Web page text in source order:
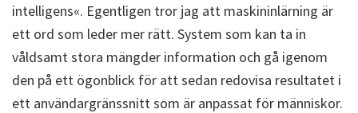
intelligens«. Egentligen tror jag att maskininlärning är
ett ord som leder mer rätt. System som kan ta in
våldsamt stora mängder information och gå igenom
den på ett ögonblick för att sedan redovisa resultatet i
ett användargränssnitt som är anpassat för människor.